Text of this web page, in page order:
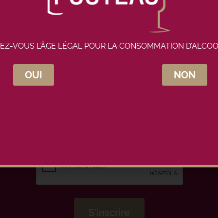
vous à la newsletter Maison
VOUS L’ÂGE LÉGAL POUR LA CONSOMMATION
OUI NON